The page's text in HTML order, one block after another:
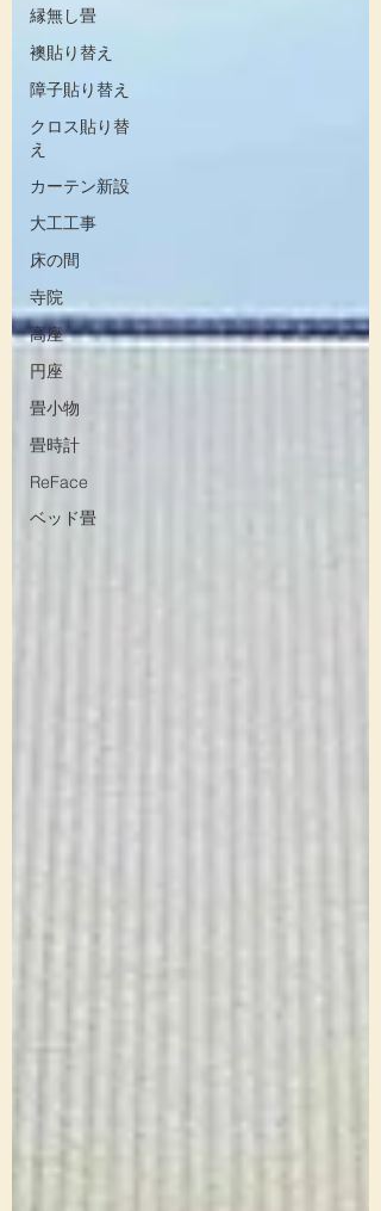
縁無し畳
襖貼り替え
障子貼り替え
クロス貼り替
え
カーテン新設
大工工事
床の間
寺院
高座
円座
畳小物
畳時計
ReFace
ベッド畳